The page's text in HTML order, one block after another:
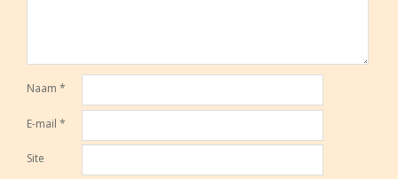
Naam *
E-mail *
Site